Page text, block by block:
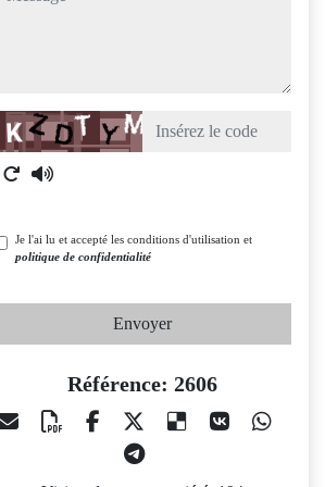
Captcha
Je l'ai lu et accepté les conditions d'utilisation et
politique de confidentialité
Envoyer
Référence: 2606